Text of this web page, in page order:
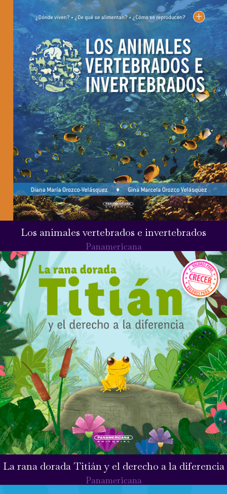
Los animales vertebrados e invertebrados
Panamericana
La rana dorada Titián y el derecho a la diferencia
Panamericana